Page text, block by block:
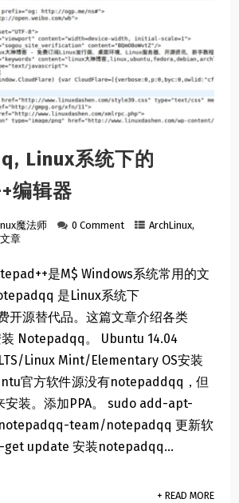
Linux系统下的
编辑器
魔法师 0 Comment ArchLinux,
章
是M$ Windows系统常用的文
是Linux系统下
开源替代品。这篇文章介绍各类
Notepadqq。 Ubuntu 14.04
LTS/Linux Mint/Elementary OS安装
官方软件源没有notepaddqq，但
安装。添加PPA。 sudo add-apt-
team/notepadqq 更新软
get update 安装notepadqq...
+ READ MORE